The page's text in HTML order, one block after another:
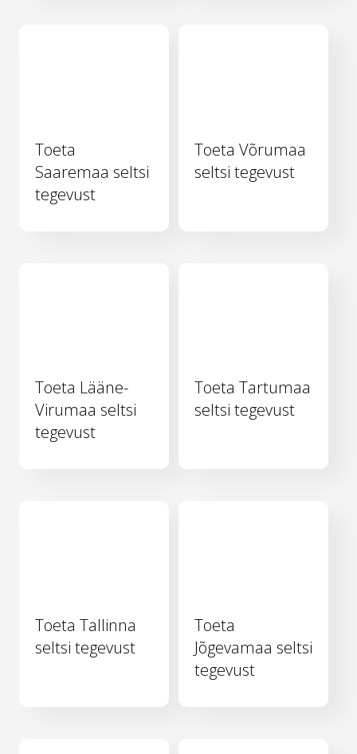
Toeta
Saaremaa seltsi
tegevust
Toeta Võrumaa
seltsi tegevust
Toeta Lääne-
Virumaa seltsi
tegevust
Toeta Tartumaa
seltsi tegevust
Toeta Tallinna
seltsi tegevust
Toeta
Jõgevamaa seltsi
tegevust